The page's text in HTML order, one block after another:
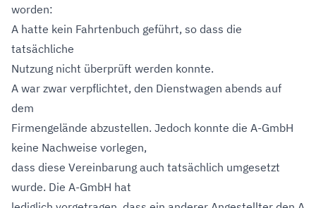
worden:
A hatte kein Fahrtenbuch geführt, so dass die
tatsächliche
Nutzung nicht überprüft werden konnte.
A war zwar verpflichtet, den Dienstwagen abends auf
dem
Firmengelände abzustellen. Jedoch konnte die A-GmbH
keine Nachweise vorlegen,
dass diese Vereinbarung auch tatsächlich umgesetzt
wurde. Die A-GmbH hat